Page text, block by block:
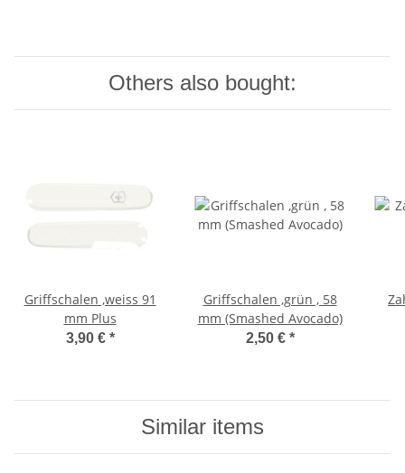
Others also bought:
Griffschalen ,weiss 91
mm Plus
3,90 € *
Griffschalen ,grün , 58
mm (Smashed Avocado)
2,50 € *
Similar items